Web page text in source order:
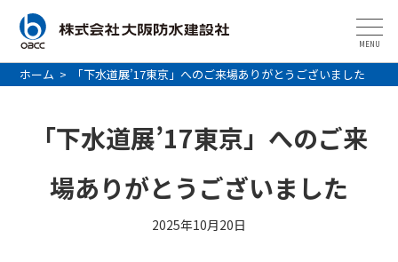
MENU
ホーム > 「下水道展’17東京」へのご来場ありがとうございました
「下水道展’17東京」へのご来
場ありがとうございました
2025年10月20日